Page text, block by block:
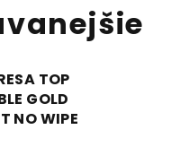
TOP
GOLD
NO WIPE